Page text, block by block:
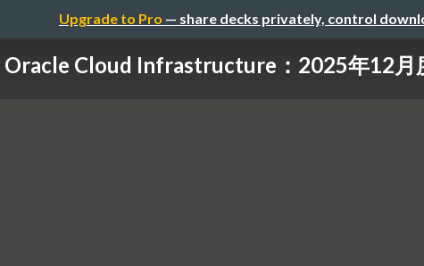
Upgrade to Pro — share decks privately, control
Oracle Cloud Infrastructure：2025年12月